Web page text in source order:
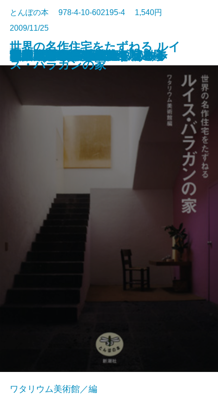
白洲正子 祈りの道
反骨の画家 河鍋暁斎
画家たちの「戦争」
池波正太郎と歩く京都
韓国の美しいもの
神の木―いける・たずねる―
利休入門
カラヴァッジョ巡礼
ローマ古代散歩
蕪村 放浪する「文人」
とんぼの本 978-4-10-602195-4 1,540円
2009/11/25
書籍
世界の名作住宅をたずねる ルイ
ス・バラガンの家
ワタリウム美術館／編
決定版 一生ものの台所道具
太宰治と旅する津軽
須賀敦子が歩いた道
古伊万里 磁器のパラダイス
荒木経惟 トーキョー・アルキ
沖縄染織王国へ
台北 國立故宮博物院を極める
沖縄 琉球王国ぶらぶらぁ散歩
無頼の画家 曾我蕭白